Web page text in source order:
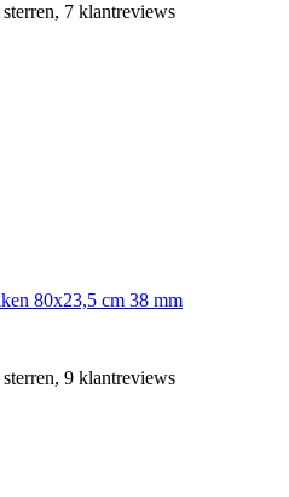
7 klantreviews
80x23,5 cm 38 mm
9 klantreviews